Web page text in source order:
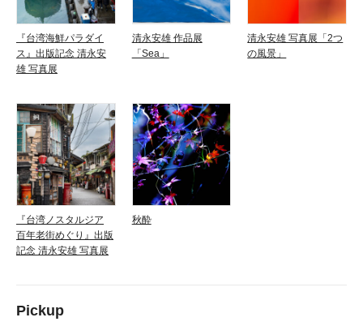
『台湾海鮮パラダイ
ス』出版記念 清永安
雄 写真展
清永安雄 作品展
「Sea」
清永安雄 写真展「2つ
の風景」
『台湾ノスタルジア
百年老街めぐり』出版
記念 清永安雄 写真展
秋酔
Pickup